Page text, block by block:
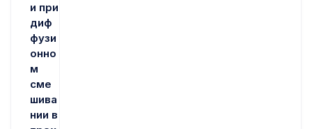
и при
диф
фузи
онно
м
сме
шива
нии в